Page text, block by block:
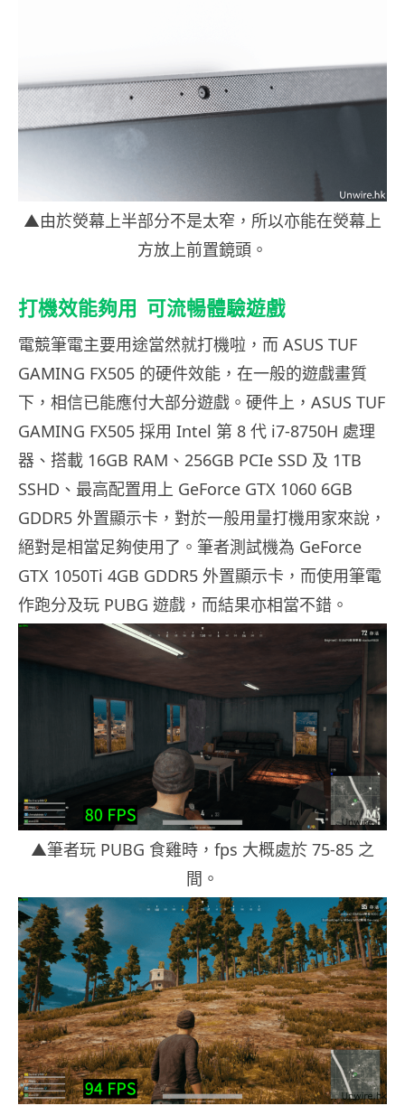
▲由於熒幕上半部分不是太窄，所以亦能在熒幕上
方放上前置鏡頭。
打機效能夠用 可流暢體驗遊戲
電競筆電主要用途當然就打機啦，而 ASUS TUF
GAMING FX505 的硬件效能，在一般的遊戲畫質
下，相信已能應付大部分遊戲。硬件上，ASUS TUF
GAMING FX505 採用 Intel 第 8 代 i7-8750H 處理
器、搭載 16GB RAM、256GB PCIe SSD 及 1TB
SSHD、最高配置用上 GeForce GTX 1060 6GB
GDDR5 外置顯示卡，對於一般用量打機用家來說，
絕對是相當足夠使用了。筆者測試機為 GeForce
GTX 1050Ti 4GB GDDR5 外置顯示卡，而使用筆電
作跑分及玩 PUBG 遊戲，而結果亦相當不錯。
▲筆者玩 PUBG 食雞時，fps 大概處於 75-85 之
間。